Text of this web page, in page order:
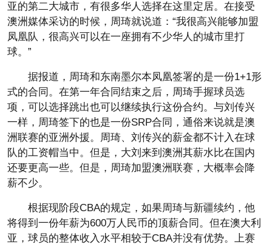
亚的第二大城市，有很多华人选择在这里定居。在接受
澳洲媒体采访的时候，周琦就说道：“我很高兴能够加盟
凤凰队，很高兴可以在一座拥有不少华人的城市里打
球。”
据报道，周琦和东南墨尔本凤凰签署的是一份1+1形
式的合同。在第一年合同结束之后，周琦手握球员选
项，可以选择跳出也可以继续执行这份合约。与刘传兴
一样，周琦签下的也是一份SRP合同，通俗来说就是澳
洲联赛的亚洲外援。周琦、刘传兴的薪金都不计入在球
队的工资帽当中。但是，大刘来到澳洲其薪水比在国内
还要更高一些。但是，周琦加盟澳洲联赛，大概率会降
薪不少。
根据现阶段CBA的规定，如果周琦与新疆续约，他
将得到一份年薪为600万人民币的顶薪合同。但在澳大利
亚，球员的整体收入水平相较于CBA并没有优势。上赛